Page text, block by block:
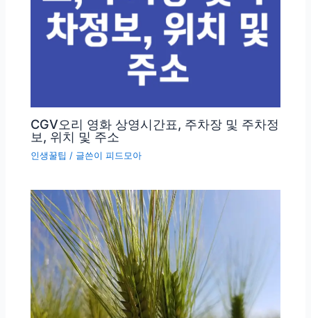
CGV오리 영화 상영시간표, 주차장 및 주차정
보, 위치 및 주소
인생꿀팁 / 글쓴이피드모아